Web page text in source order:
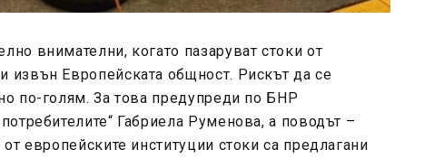
внимателни, когато пазаруват стоки от
извън Европейската общност. Рискът да се
по-голям. За това предупреди по БНР
Габриела Руменова, а поводът –
европейските институции стоки са предлагани